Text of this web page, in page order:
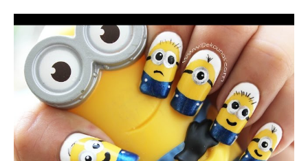
Art
Mania